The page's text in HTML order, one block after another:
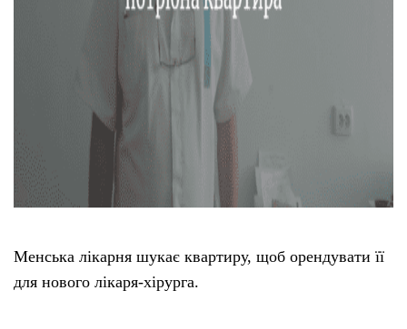
Контакти
Рекламні прайси
Підтримати «місцевих»
Редакційна політика
Етичний кодекс
Менська лікарня шукає квартиру, щоб орендувати її
для нового лікаря-хірурга.